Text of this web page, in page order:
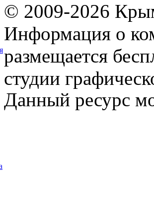
© 2009-2026
Информация о
размещается
студии
Данный ресурс